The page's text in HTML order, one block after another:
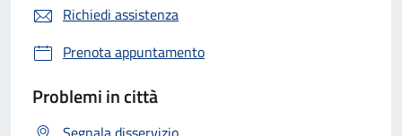
Richiedi assistenza
Prenota appuntamento
Problemi in città